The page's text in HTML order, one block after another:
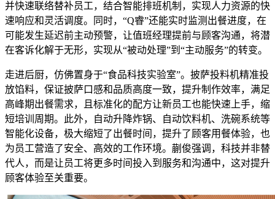
并快速联络替补员工，结合智能排班机制，实现人力资源的快
速响应和灵活调度。同时，“Q睿”还能实时监测出餐进度，在
可能发生延迟前主动预警，让值班经理提前与顾客沟通，将潜
在客诉化解于无形，实现从“被动处理”到“主动服务”的转变。
走进后厨，仿佛置身于“食品科技实验室”。披萨投料机精准投
放馅料，保证披萨口感和品质高度一致，提升制作效率，满足
高峰期出餐需求，且标准化的配方让新员工也能快速上手，缩
短培训周期。此外，自动升降炸锅、自动饮料机、洗碗系统等
智能化设备，极大缩短了出餐时间，提升了顾客用餐体验，也
为员工营造了安全、高效的工作环境。蒯俊强调，科技并非替
代人，而是让员工将更多时间投入到服务和沟通中，这对提升
顾客体验至关重要。